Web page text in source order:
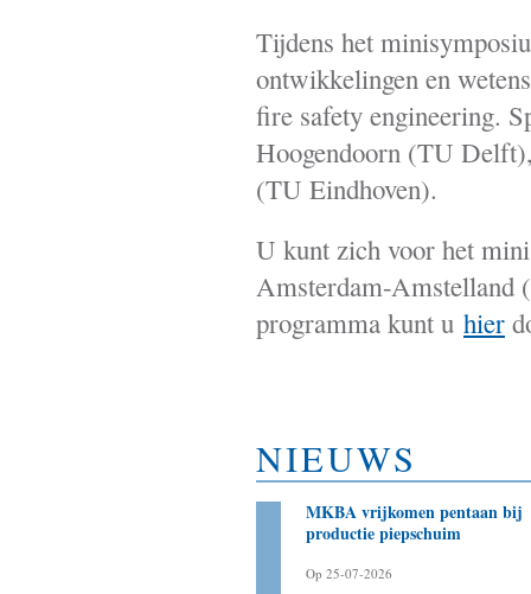
Tijdens het
ontwikkelingen en
fire safety engineering.
Hoogendoorn (TU
(TU Eindhoven).
U kunt zich voor het
Amsterdam-Amstelland
programma kunt u hier
NIEUWS
MKBA vrijkomen pentaan bij
productie piepschuim
Op 25-07-2026